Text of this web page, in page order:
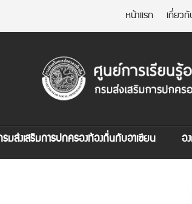
หน้าแรก เกี่ยวกั
มส่งเสริมการปกครองท้องถิ่นกับอาเซียน อ